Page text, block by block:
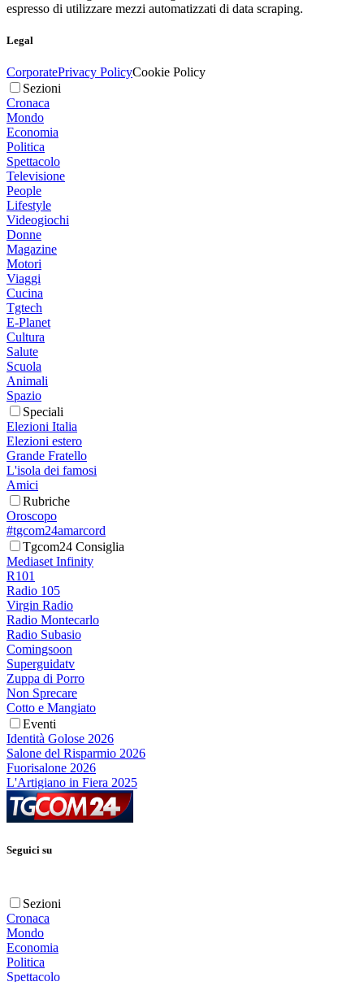
espresso di utilizzare mezzi automatizzati di data scraping.
Legal
CorporatePrivacy PolicyCookie Policy
Sezioni
Cronaca
Mondo
Economia
Politica
Spettacolo
Televisione
People
Lifestyle
Videogiochi
Donne
Magazine
Motori
Viaggi
Cucina
Tgtech
E-Planet
Cultura
Salute
Scuola
Animali
Spazio
Speciali
Elezioni Italia
Elezioni estero
Grande Fratello
L'isola dei famosi
Amici
Rubriche
Oroscopo
#tgcom24amarcord
Tgcom24 Consiglia
Mediaset Infinity
R101
Radio 105
Virgin Radio
Radio Montecarlo
Radio Subasio
Comingsoon
Superguidatv
Zuppa di Porro
Non Sprecare
Cotto e Mangiato
Eventi
Identità Golose 2026
Salone del Risparmio 2026
Fuorisalone 2026
L'Artigiano in Fiera 2025
Seguici su
Sezioni
Cronaca
Mondo
Economia
Politica
Spettacolo